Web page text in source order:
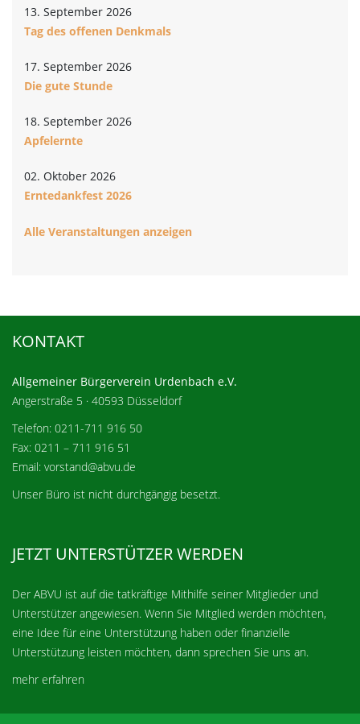
13. September 2026
Tag des offenen Denkmals
17. September 2026
Die gute Stunde
18. September 2026
Apfelernte
02. Oktober 2026
Erntedankfest 2026
Alle Veranstaltungen anzeigen
KONTAKT
Allgemeiner Bürgerverein Urdenbach e.V.
Angerstraße 5 · 40593 Düsseldorf
Telefon: 0211-711 916 50
Fax: 0211 – 711 916 51
Email: vorstand@abvu.de
Unser Büro ist nicht durchgängig besetzt.
JETZT UNTERSTÜTZER WERDEN
Der ABVU ist auf die tatkräftige Mithilfe seiner Mitglieder und
Unterstützer angewiesen. Wenn Sie Mitglied werden möchten,
eine Idee für eine Unterstützung haben oder finanzielle
Unterstützung leisten möchten, dann sprechen Sie uns an.
mehr erfahren